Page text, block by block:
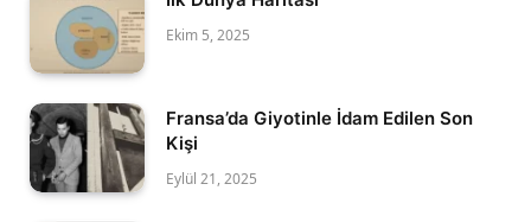
Ekim 5, 2025
Fransa’da Giyotinle İdam Edilen Son
Kişi
Eylül 21, 2025